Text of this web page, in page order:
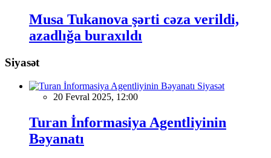
Musa Tukanova şərti cəza verildi,
azadlığa buraxıldı
Siyasət
Siyasət
20 Fevral 2025, 12:00
Turan İnformasiya Agentliyinin
Bəyanatı